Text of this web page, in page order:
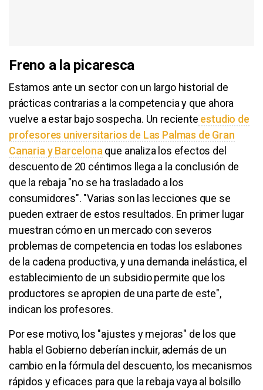
Freno a la picaresca
Estamos ante un sector con un largo historial de
prácticas contrarias a la competencia y que ahora
vuelve a estar bajo sospecha. Un reciente estudio de
profesores universitarios de Las Palmas de Gran
Canaria y Barcelona que analiza los efectos del
descuento de 20 céntimos llega a la conclusión de
que la rebaja "no se ha trasladado a los
consumidores". "Varias son las lecciones que se
pueden extraer de estos resultados. En primer lugar
muestran cómo en un mercado con severos
problemas de competencia en todas los eslabones
de la cadena productiva, y una demanda inelástica, el
establecimiento de un subsidio permite que los
productores se apropien de una parte de este",
indican los profesores.
Por ese motivo, los "ajustes y mejoras" de los que
habla el Gobierno deberían incluir, además de un
cambio en la fórmula del descuento, los mecanismos
rápidos y eficaces para que la rebaja vaya al bolsillo